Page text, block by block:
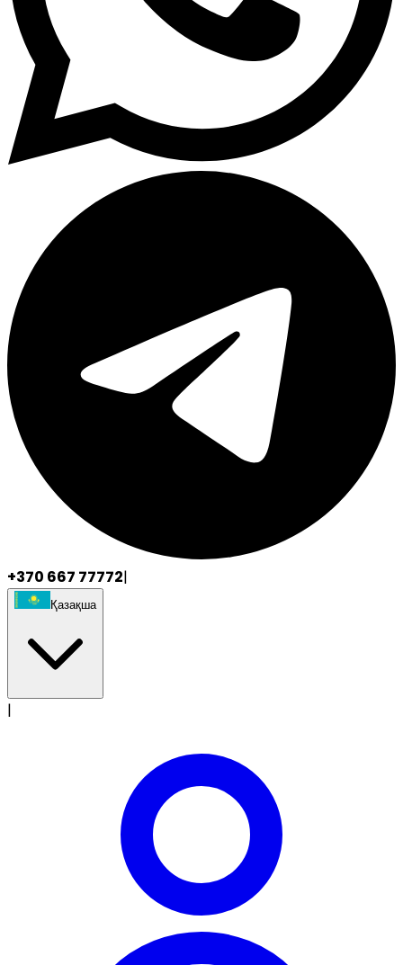
+370 667 77772|
Қазақша
|